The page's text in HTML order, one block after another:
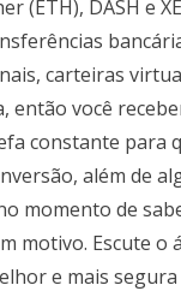
(ETH), DASH e
carteiras
então você
constante para
além de
momento de
motivo. Escute
e mais